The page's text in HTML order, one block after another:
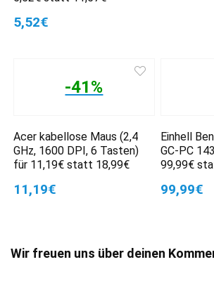
5,52€
-41%
Acer kabellose Maus (2,4
GHz, 1600 DPI, 6 Tasten)
für 11,19€ statt 18,99€
11,19€
Einhell
GC-PC
99,99€
99,99€
Wir freuen uns über deinen